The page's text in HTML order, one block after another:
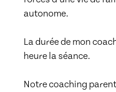
autonome.
La durée de mon
heure la séance.
Notre coaching